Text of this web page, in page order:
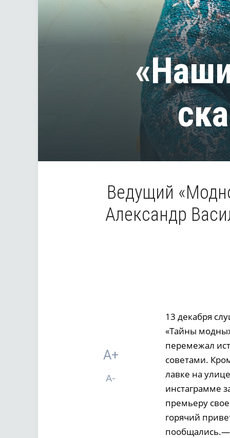
Ведущий
Александр
A+
A-
13 декабря
«Тайны
перемежал
советами.
лавке на
инстаграмме
премьеру
горячий
пообщались.—